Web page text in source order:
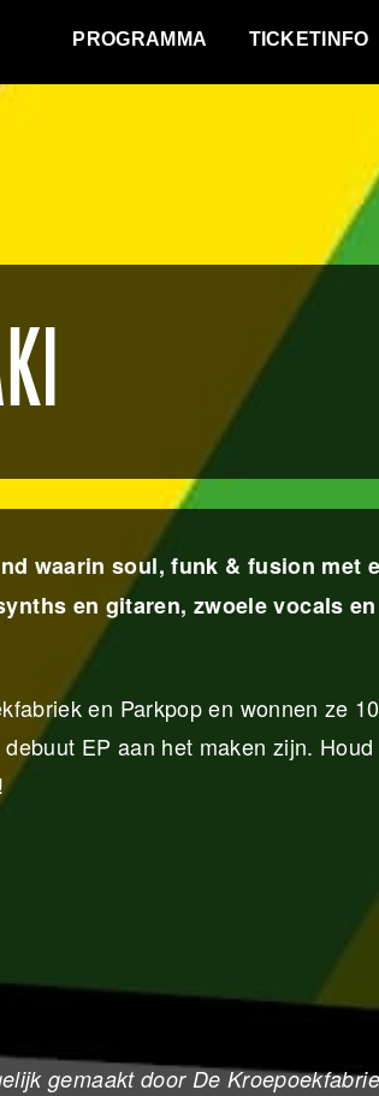
PROGRAMMA TICKETINFO
waarin soul, funk & fusion met
en gitaren, zwoele vocals
en Parkpop en wonnen ze
EP aan het maken zijn.
gemaakt door De